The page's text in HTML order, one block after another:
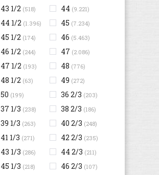
43 1/2 (518) 44 (9.221)
44 1/2 (1.396) 45 (7.234)
45 1/2 (174) 46 (5.463)
46 1/2 (244) 47 (2.086)
47 1/2 (193) 48 (776)
48 1/2 (63) 49 (272)
50 (199) 36 2/3 (203)
37 1/3 (238) 38 2/3 (186)
39 1/3 (263) 40 2/3 (248)
41 1/3 (271) 42 2/3 (235)
43 1/3 (286) 44 2/3 (211)
45 1/3 (218) 46 2/3 (107)